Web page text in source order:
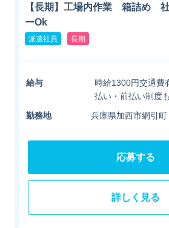
【長期】工場内作業 箱詰め
ーOk
派遣社員 長期
給与
時給1300円交通費
払い・前払い制度
勤務地
兵庫県加西市網引町
応募する
詳しく見る